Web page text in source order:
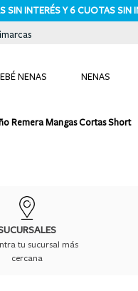
SIN INTERÉS Y 6 CUOTAS SIN
NENAS NENAS
Remera Mangas Cortas Short
tu sucursal más
cercana
1.